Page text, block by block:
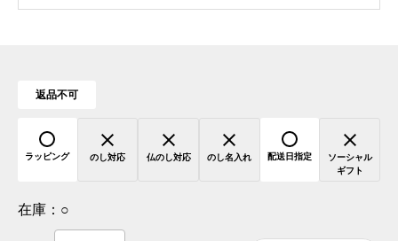
返品不可
ラッピング のし対応 仏のし対応 のし名入れ 配送日指定
ソーシャル
ギフト
在庫： ○